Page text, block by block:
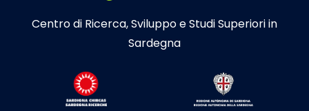
Centro di Ricerca, Sviluppo e Studi Superiori in
Sardegna